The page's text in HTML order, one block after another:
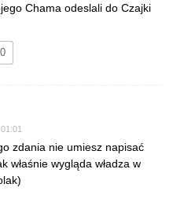
Chama odeslali do Czajki
0
zdania nie umiesz napisać
właśnie wygląda władza w